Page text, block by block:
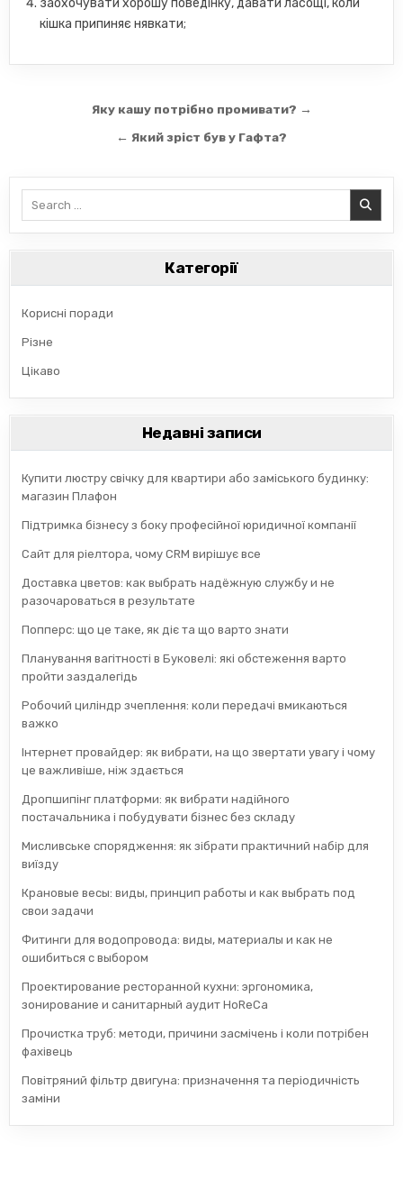
заохочувати хорошу поведінку, давати ласощі, коли
кішка припиняє нявкати;
НавігаціяЯку кашу потрібно промивати? →
← Який зріст був у Гафта?
Категорії
Корисні поради
Різне
Цікаво
Недавні записи
Купити люстру свічку для квартири або заміського будинку:
магазин Плафон
Підтримка бізнесу з боку професійної юридичної компанії
Сайт для ріелтора, чому CRM вирішує все
Доставка цветов: как выбрать надёжную службу и не
разочароваться в результате
Попперс: що це таке, як діє та що варто знати
Планування вагітності в Буковелі: які обстеження варто
пройти заздалегідь
Робочий циліндр зчеплення: коли передачі вмикаються
важко
Інтернет провайдер: як вибрати, на що звертати увагу і чому
це важливіше, ніж здається
Дропшипінг платформи: як вибрати надійного
постачальника і побудувати бізнес без складу
Мисливське спорядження: як зібрати практичний набір для
виїзду
Крановые весы: виды, принцип работы и как выбрать под
свои задачи
Фитинги для водопровода: виды, материалы и как не
ошибиться с выбором
Проектирование ресторанной кухни: эргономика,
зонирование и санитарный аудит HoReCa
Прочистка труб: методи, причини засмічень і коли потрібен
фахівець
Повітряний фільтр двигуна: призначення та періодичність
заміни